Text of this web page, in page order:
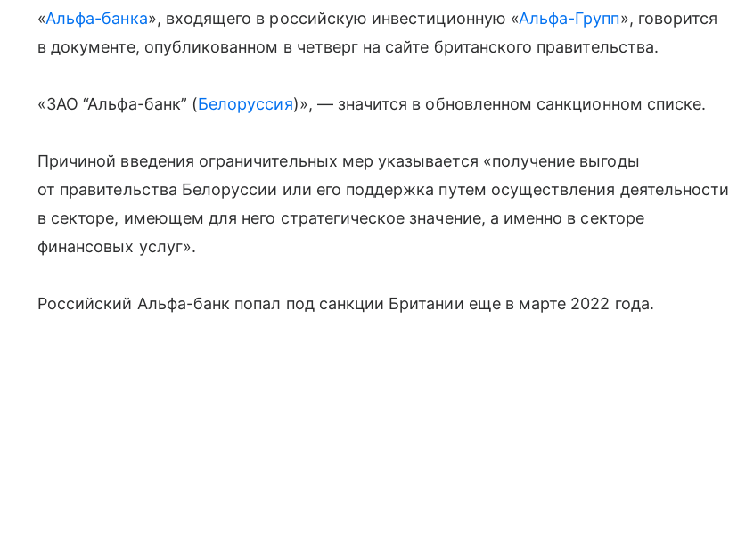
«Альфа-банка», входящего в российскую инвестиционную «Альфа-Групп», говорится
в документе, опубликованном в четверг на сайте британского правительства.
«ЗАО “Альфа-банк” (Белоруссия)», — значится в обновленном санкционном списке.
Причиной введения ограничительных мер указывается «получение выгоды
от правительства Белоруссии или его поддержка путем осуществления деятельности
в секторе, имеющем для него стратегическое значение, а именно в секторе
финансовых услуг».
Российский Альфа-банк попал под санкции Британии еще в марте 2022 года.